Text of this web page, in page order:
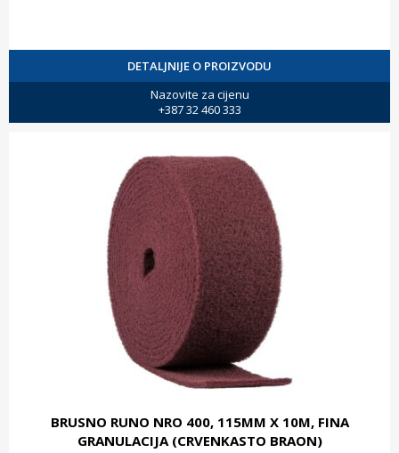
DETALJNIJE O PROIZVODU
Nazovite za cijenu
+387 32 460 333
BRUSNO RUNO NRO 400, 115MM X 10M, FINA
GRANULACIJA (CRVENKASTO BRAON)